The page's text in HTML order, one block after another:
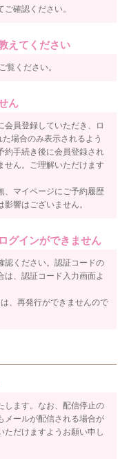
確認ください。
えてください
覧ください。
ん
会員登録していただき、ロ
場合のみ表示されるよう
約手続き後に会員登録され
せん。ご理解いただけます
、マイページにご予約履歴
響はございません。
グインができません
認ください。認証コードの
は、認証コード入力画面よ
、再発行ができませんので
します。なお、配信停止の
メールが配信される場合が
ただけますようお願い申し